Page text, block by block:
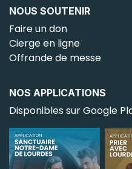
NOUS SOUTENIR
Faire un don
Cierge en ligne
Offrande de messe
NOS APPLICATIONS
Disponibles sur Google